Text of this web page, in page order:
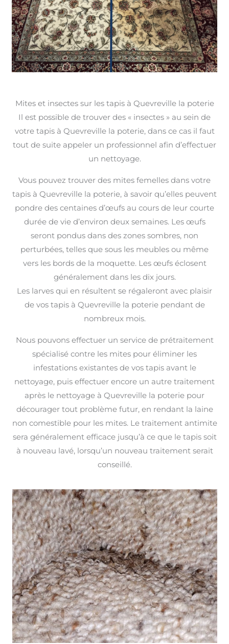
Mites et insectes sur les tapis à Quevreville la poterie
Il est possible de trouver des « insectes » au sein de
votre tapis à Quevreville la poterie, dans ce cas il faut
tout de suite appeler un professionnel afin d’effectuer
un nettoyage.
Vous pouvez trouver des mites femelles dans votre
tapis à Quevreville la poterie, à savoir qu’elles peuvent
pondre des centaines d’œufs au cours de leur courte
durée de vie d’environ deux semaines. Les œufs
seront pondus dans des zones sombres, non
perturbées, telles que sous les meubles ou même
vers les bords de la moquette. Les œufs éclosent
généralement dans les dix jours.
Les larves qui en résultent se régaleront avec plaisir
de vos tapis à Quevreville la poterie pendant de
nombreux mois.
Nous pouvons effectuer un service de prétraitement
spécialisé contre les mites pour éliminer les
infestations existantes de vos tapis avant le
nettoyage, puis effectuer encore un autre traitement
après le nettoyage à Quevreville la poterie pour
décourager tout problème futur, en rendant la laine
non comestible pour les mites. Le traitement antimite
sera généralement efficace jusqu’à ce que le tapis soit
à nouveau lavé, lorsqu’un nouveau traitement serait
conseillé.